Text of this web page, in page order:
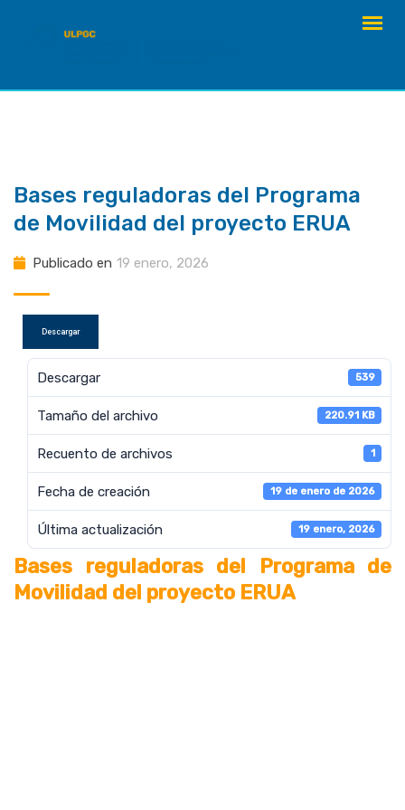
Bases reguladoras del Programa
de Movilidad del proyecto ERUA
Publicado en 19 enero, 2026
Descargar
Descargar 539
Tamaño del archivo 220.91 KB
Recuento de archivos 1
Fecha de creación 19 de enero de 2026
Última actualización 19 enero, 2026
Bases reguladoras del Programa de
Movilidad del proyecto ERUA